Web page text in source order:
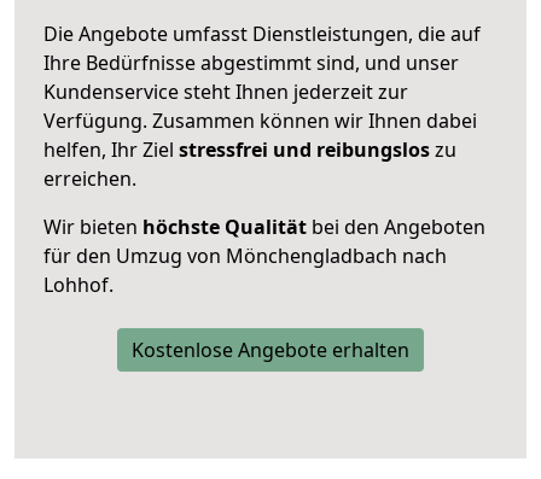
Die Angebote umfasst Dienstleistungen, die auf
Ihre Bedürfnisse abgestimmt sind, und unser
Kundenservice steht Ihnen jederzeit zur
Verfügung. Zusammen können wir Ihnen dabei
helfen, Ihr Ziel stressfrei und reibungsloszu
erreichen.
Wir bieten höchste Qualität bei den Angeboten
für den Umzug von Mönchengladbach nach
Lohhof.
Kostenlose Angebote erhalten